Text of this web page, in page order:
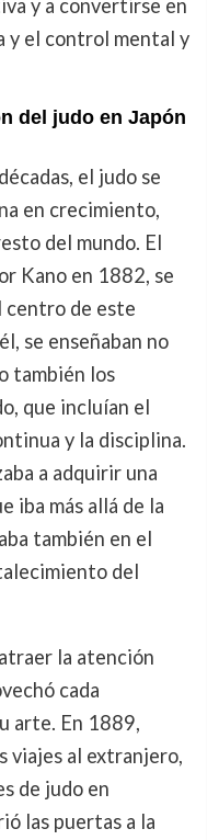
y a convertirse en
y el control mental y
del judo en Japón
el judo se
en crecimiento,
del mundo. El
Kano en 1882, se
centro de este
se enseñaban no
también los
que incluían el
y la disciplina.
a adquirir una
iba más allá de la
también en el
del
la atención
cada
arte. En 1889,
viajes al extranjero,
de judo en
las puertas a la